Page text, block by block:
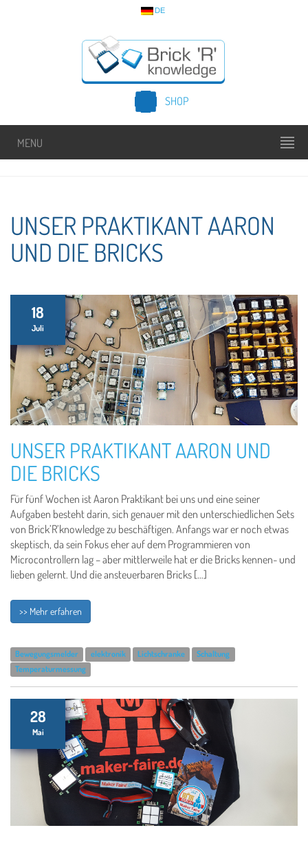
DE
SHOP
MENU
UNSER PRAKTIKANT AARON
UND DIE BRICKS
18
Juli
UNSER PRAKTIKANT AARON UND
DIE BRICKS
Für fünf Wochen ist Aaron Praktikant bei uns und eine seiner
Aufgaben besteht darin, sich genauer mit den unterschiedlichen Sets
von Brick’R’knowledge zu beschäftigen. Anfangs war er noch etwas
skeptisch, da sein Fokus eher auf dem Programmieren von
Microcontrollern lag – aber mittlerweile hat er die Bricks kennen- und
lieben gelernt. Und die ansteuerbaren Bricks […]
>> Mehr erfahren
Bewegungsmelder elektronik Lichtschranke
Schaltung
Temperaturmessung
28
Mai